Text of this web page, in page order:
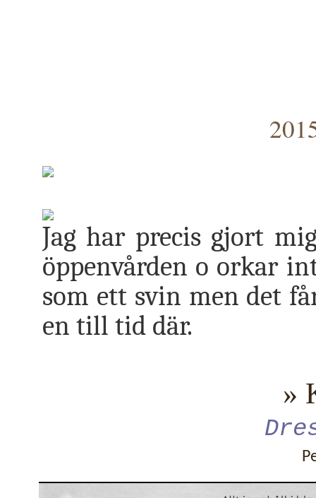
Jag har precis gjort
öppenvården o orkar
som ett svin men det
en till tid där.
»